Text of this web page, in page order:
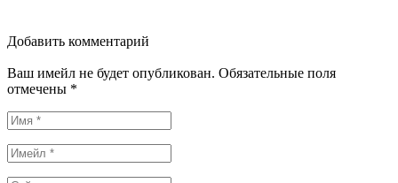
Добавить комментарий
Ваш имейл не будет опубликован. Обязательные поля
отмечены *